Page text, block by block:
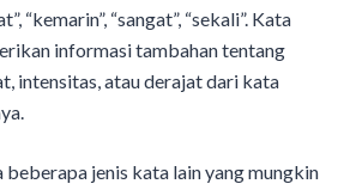
“kemarin”, “sangat”, “sekali”. Kata
informasi tambahan tentang
intensitas, atau derajat dari kata
beberapa jenis kata lain yang mungkin